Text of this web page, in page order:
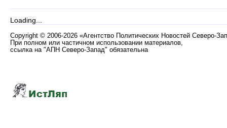
Loading...
Copyright © 2006-2026 «Агентство Политических Новостей Северо-
При полном или частичном использовании материалов,
ссылка на "АПН Северо-Запад" обязательна